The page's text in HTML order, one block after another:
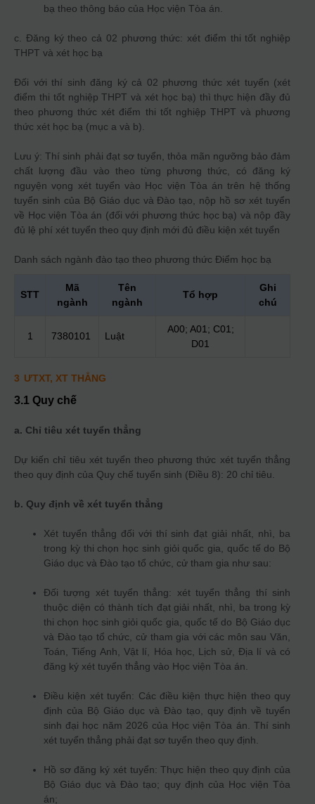
bạ theo thông báo của Học viện Tòa án.
c. Đăng ký theo cả 02 phương thức: xét điểm thi tốt nghiệp
THPT và xét học bạ
Đối với thí sinh đăng ký cả 02 phương thức xét tuyển (xét
điểm thi tốt nghiệp THPT và xét học bạ) thì thực hiện đầy đủ
theo phương thức xét điểm thi tốt nghiệp THPT và phương
thức xét học bạ (mục a và b).
Lưu ý: Thí sinh phải đạt sơ tuyển, thỏa mãn ngưỡng bảo đảm
chất lượng đầu vào theo từng phương thức, có đăng ký
nguyện vọng xét tuyển vào Học viện Tòa án trên hệ thống
tuyển sinh của Bộ Giáo dục và Đào tạo, nộp hồ sơ xét tuyển
về Học viện Tòa án (đối với phương thức học bạ) và nộp đầy
đủ lệ phí xét tuyển theo quy định mới đủ điều kiện xét tuyển
Danh sách ngành đào tạo theo phương thức Điểm học bạ
STT
Mã
ngành
Tên
ngành
Tổ hợp
Ghi
chú
1 7380101 Luật
A00; A01; C01;
D01
3 ƯTXT, XT THẲNG
3.1 Quy chế
a. Chỉ tiêu xét tuyển thẳng
Dự kiến chỉ tiêu xét tuyển theo phương thức xét tuyển thẳng
theo quy định của Quy chế tuyển sinh (Điều 8): 20 chỉ tiêu.
b. Quy định về xét tuyển thẳng
Xét tuyển thẳng đối với thí sinh đạt giải nhất, nhì, ba
trong kỳ thi chọn học sinh giỏi quốc gia, quốc tế do Bộ
Giáo dục và Đào tạo tổ chức, cử tham gia như sau:
Đối tượng xét tuyển thẳng: xét tuyển thẳng thí sinh
thuộc diện có thành tích đạt giải nhất, nhì, ba trong kỳ
thi chọn học sinh giỏi quốc gia, quốc tế do Bộ Giáo dục
và Đào tạo tổ chức, cử tham gia với các môn sau Văn,
Toán, Tiếng Anh, Vật lí, Hóa học, Lịch sử, Địa lí và có
đăng ký xét tuyển thẳng vào Học viện Tòa án.
Điều kiện xét tuyển: Các điều kiện thực hiện theo quy
định của Bộ Giáo dục và Đào tạo, quy định về tuyển
sinh đại học năm 2026 của Học viện Tòa án. Thí sinh
xét tuyển thẳng phải đạt sơ tuyển theo quy định.
Hồ sơ đăng ký xét tuyển: Thực hiện theo quy định của
Bộ Giáo dục và Đào tạo; quy định của Học viện Tòa
án;